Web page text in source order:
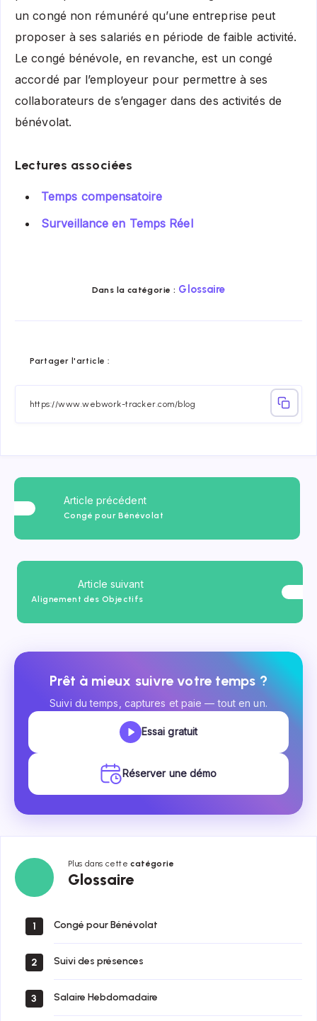
un congé non rémunéré qu’une entreprise peut
proposer à ses salariés en période de faible activité.
Le congé bénévole, en revanche, est un congé
accordé par l’employeur pour permettre à ses
collaborateurs de s’engager dans des activités de
bénévolat.
Lectures associées
Temps compensatoire
Surveillance en Temps Réel
Dans la catégorie : Glossaire
Partager l'article :
Article précédent
Congé pour Bénévolat
Article suivant
Alignement des Objectifs
Prêt à mieux suivre votre temps ?
Suivi du temps, captures et paie — tout en un.
Essai gratuit
Réserver une démo
Plus dans cettecatégorie
Glossaire
Glossaire
1 Congé pour Bénévolat
2 Suivi des présences
3 Salaire Hebdomadaire